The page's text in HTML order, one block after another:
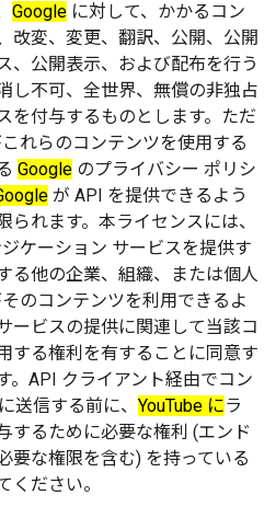
Google に対して、かかるコン
改変、変更、翻訳、公開、公開
、公開表示、および配布を行う
し不可、全世界、無償の非独占
を付与するものとします。ただ
れらのコンテンツを使用する
Google のプライバシー ポリシ
が API を提供できるよう
られます。本ライセンスには、
ケーション サービスを提供す
る他の企業、組織、または個人
のコンテンツを利用できるよ
ービスの提供に関連して当該コ
する権利を有することに同意す
。API クライアント経由でコン
に送信する前に、 YouTube にラ
するために必要な権利 (エンド
要な権限を含む) を持っている
ください。